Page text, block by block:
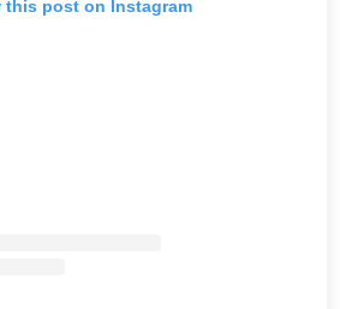
this post on Instagram